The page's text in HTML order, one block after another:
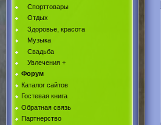
Спорттовары
Отдых
Здоровье, красота
Музыка
Свадьба
Увлечения +
Форум
Каталог сайтов
Гостевая книга
Обратная связь
Партнерство